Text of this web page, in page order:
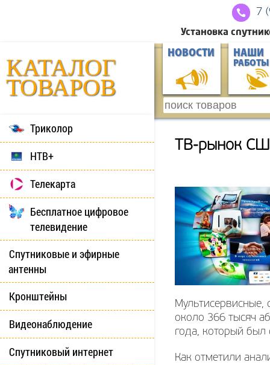
7
Установка
КАТАЛОГ
ТОВАРОВ
НОВОСТИ НАШИ
РАБОТЫ
Триколор
НТВ+
Телекарта
Бесплатное цифровое
телевидение
Спутниковые и эфирные
антенны
Кронштейны
Видеонаблюдение
Спутниковый интернет
ТВ-рынок
Мультисервисные,
около 366 тысяч
года, который был
Как отметили